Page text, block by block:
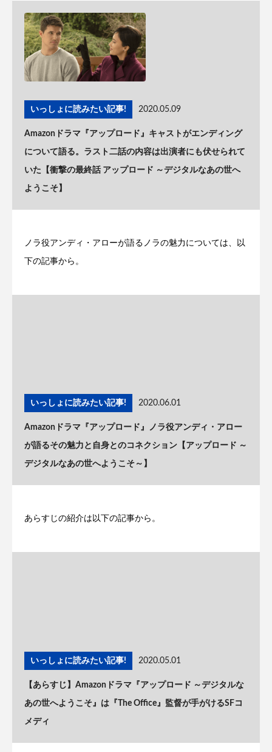
いっしょに読みたい記事! 2020.05.09
Amazonドラマ『アップロード』キャストがエンディング
について語る。ラスト二話の内容は出演者にも伏せられて
いた【衝撃の最終話 アップロード ～デジタルなあの世へ
ようこそ】
ノラ役アンディ・アローが語るノラの魅力については、以
下の記事から。
いっしょに読みたい記事! 2020.06.01
Amazonドラマ『アップロード』ノラ役アンディ・アロー
が語るその魅力と自身とのコネクション【アップロード ～
デジタルなあの世へようこそ～】
あらすじの紹介は以下の記事から。
いっしょに読みたい記事! 2020.05.01
【あらすじ】Amazonドラマ『アップロード ～デジタルな
あの世へようこそ』は『The Office』監督が手がけるSFコ
メディ